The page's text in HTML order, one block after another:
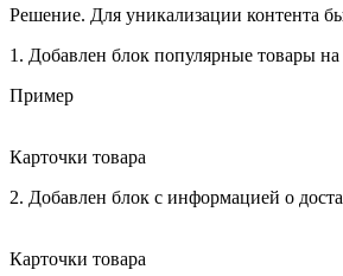
Решение. Для уникализации контента
1. Добавлен блок популярные товары на
Пример
Карточки товара
2. Добавлен блок с информацией о
Карточки товара